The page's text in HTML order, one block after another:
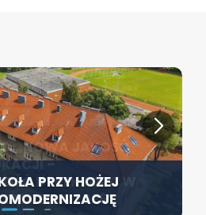
PRZY HOŻEJ
„NOWA JAKOŚĆ
–
DYREKTORA W
2026”
EDUKACJĘ
CENTRUM